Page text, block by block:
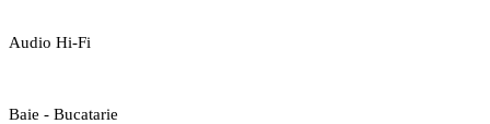
Audio Hi-Fi
Baie - Bucatarie